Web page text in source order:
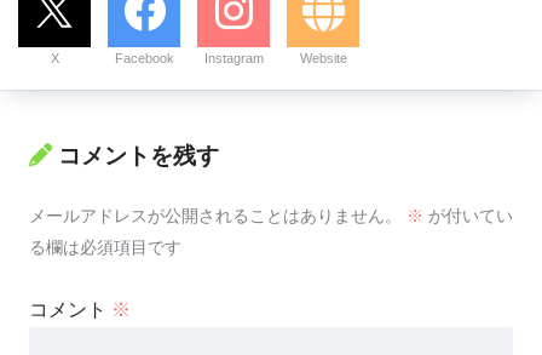
X Facebook Instagram Website
コメントを残す
メールアドレスが公開されることはありません。 ※ が付いてい
る欄は必須項目です
コメント ※